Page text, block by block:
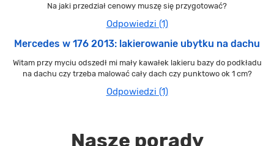
Na jaki przedział cenowy muszę się przygotować?
Odpowiedzi (1)
Mercedes w 176 2013: lakierowanie ubytku na dachu
Witam przy myciu odszedł mi mały kawałek lakieru bazy do podkładu
na dachu czy trzeba malować cały dach czy punktowo ok 1 cm?
Odpowiedzi (1)
Nasze porady